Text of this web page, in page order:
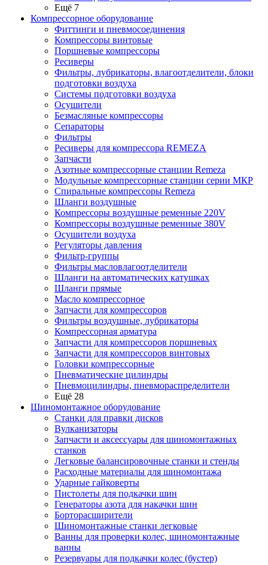
Ещё 7
Компрессорное оборудование
Фиттинги и пневмосоединения
Компрессоры винтовые
Поршневые компрессоры
Ресиверы
Фильтры, лубрикаторы, влагоотделители, блоки
подготовки воздуха
Системы подготовки воздуха
Осушители
Безмасляные компрессоры
Сепараторы
Фильтры
Ресиверы для компрессора REMEZA
Запчасти
Азотные компрессорные станции Remeza
Модульные компрессорные станции серии МКР
Спиральные компрессоры Remeza
Шланги воздушные
Компрессоры воздушные ременные 220V
Компрессоры воздушные ременные 380V
Осушители воздуха
Регуляторы давления
Фильтр-группы
Фильтры масловлагоотделители
Шланги на автоматических катушках
Шланги прямые
Масло компрессорное
Запчасти для компрессоров
Фильтры воздушные, лубрикаторы
Компрессорная арматура
Запчасти для компрессоров поршневых
Запчасти для компрессоров винтовых
Головки компрессорные
Пневматические цилиндры
Пневмоцилиндры, пневмораспределители
Ещё 28
Шиномонтажное оборудование
Станки для правки дисков
Вулканизаторы
Запчасти и аксессуары для шиномонтажных
станков
Легковые балансировочные станки и стенды
Расходные материалы для шиномонтажа
Ударные гайковерты
Пистолеты для подкачки шин
Генераторы азота для накачки шин
Борторасширители
Шиномонтажные станки легковые
Ванны для проверки колес, шиномонтажные
ванны
Резервуары для подкачки колес (бустер)